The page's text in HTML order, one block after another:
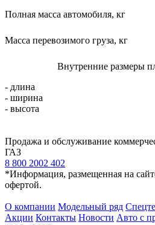
Полная масса автомобиля, кг
Масса перевозимого груза, кг
Внутренние размеры
- длина
- ширина
- высота
Продажа и обслуживание
ГАЗ
8 800 2002 402
*Информация, размещенная на
офертой.
О компании Модельный ряд
Акции Контакты Новости Авто с